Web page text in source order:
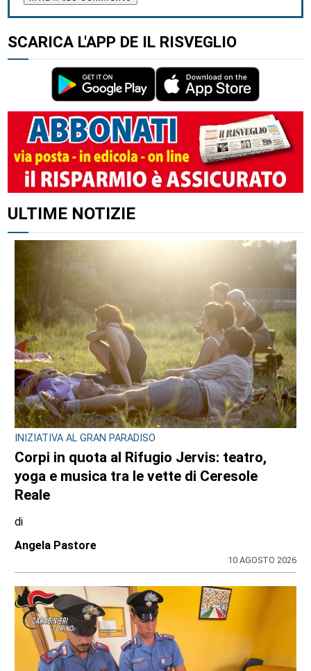
SCARICA L'APP DE IL RISVEGLIO
ALTRI ARTICOLI DI QUESTO AUTORE
CONSIGLIO REGIONALE
Marcinelle, il presidente Nicco: “Onorare gli
italiani caduti sul lavoro in ogni parte del
mondo”
di
Redazione CRP